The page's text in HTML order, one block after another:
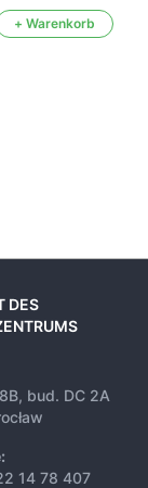
+ Warenkorb
DES
bud. DC 2A
14 78 407